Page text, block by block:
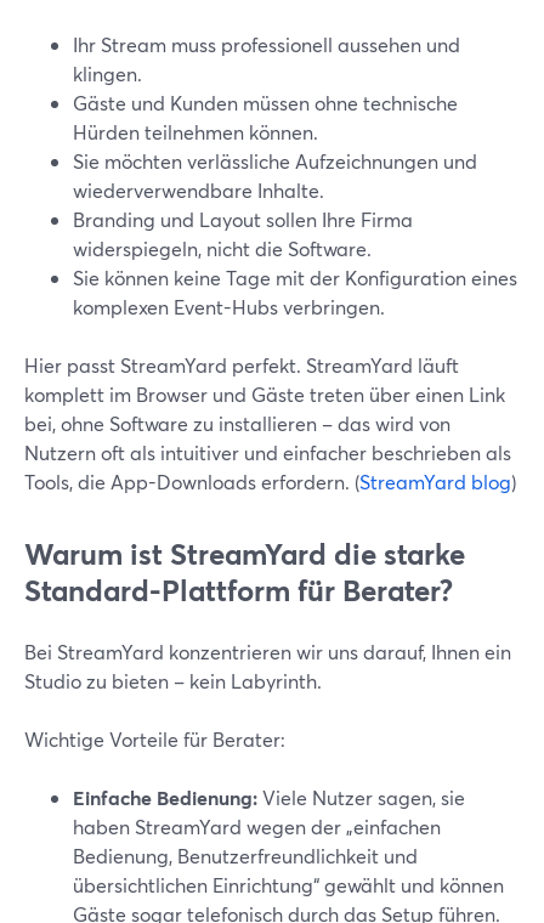
Ihr Stream muss professionell aussehen und
klingen.
Gäste und Kunden müssen ohne technische
Hürden teilnehmen können.
Sie möchten verlässliche Aufzeichnungen und
wiederverwendbare Inhalte.
Branding und Layout sollen Ihre Firma
widerspiegeln, nicht die Software.
Sie können keine Tage mit der Konfiguration eines
komplexen Event-Hubs verbringen.
Hier passt StreamYard perfekt. StreamYard läuft
komplett im Browser und Gäste treten über einen Link
bei, ohne Software zu installieren – das wird von
Nutzern oft als intuitiver und einfacher beschrieben als
Tools, die App-Downloads erfordern. (StreamYard blog)
Warum ist StreamYard die starke
Standard-Plattform für Berater?
Bei StreamYard konzentrieren wir uns darauf, Ihnen ein
Studio zu bieten – kein Labyrinth.
Wichtige Vorteile für Berater:
Einfache Bedienung:Viele Nutzer sagen, sie
haben StreamYard wegen der „einfachen
Bedienung, Benutzerfreundlichkeit und
übersichtlichen Einrichtung“ gewählt und können
Gäste sogar telefonisch durch das Setup führen.